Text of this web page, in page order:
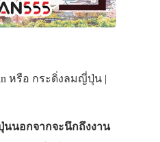
หรือ กระดิ่งลมญี่ปุ่น |
นอกจากจะนึกถึงงาน